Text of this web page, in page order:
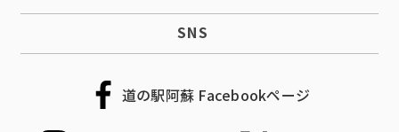
SNS
道の駅阿蘇 Facebookページ